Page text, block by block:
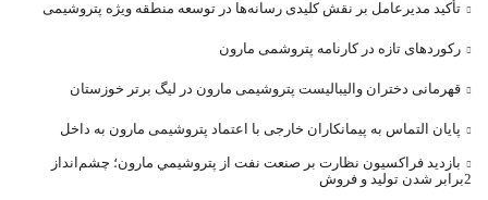
تأکید مدیرعامل بر نقش کلیدی رسانه‌ها در توسعه منطقه ویژه پتروشیمی
رکوردهای تازه در کارنامه پتروشمی مارون
قهرمانی دختران والیبالیست پتروشیمی مارون در لیگ برتر خوزستان
پایان التماس به پیمانکاران خارجی با اعتماد پتروشیمی مارون به داخل
بازديد فراکسيون نظارت بر صنعت نفت از پتروشيمي مارون؛ چشم‌انداز
2برابر شدن توليد و فروش